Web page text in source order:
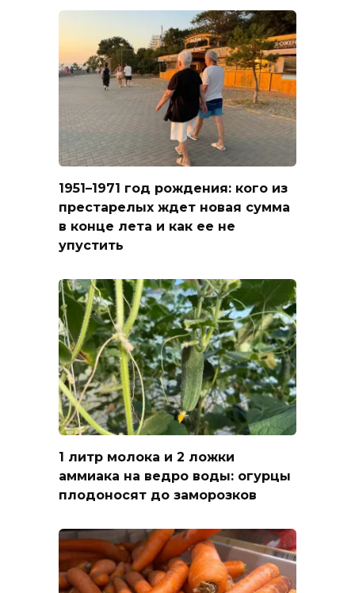
1951–1971 год рождения: кого из
престарелых ждет новая сумма
в конце лета и как ее не
упустить
1 литр молока и 2 ложки
аммиака на ведро воды: огурцы
плодоносят до заморозков